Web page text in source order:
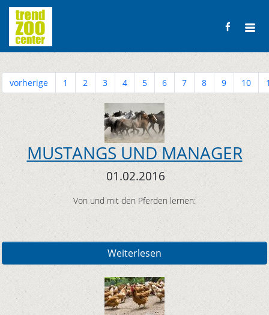
vorherige 1 2 3 4 5 6 7 8 9 10
MUSTANGS UND MANAGER
01.02.2016
Von und mit den Pferden lernen:
Weiterlesen